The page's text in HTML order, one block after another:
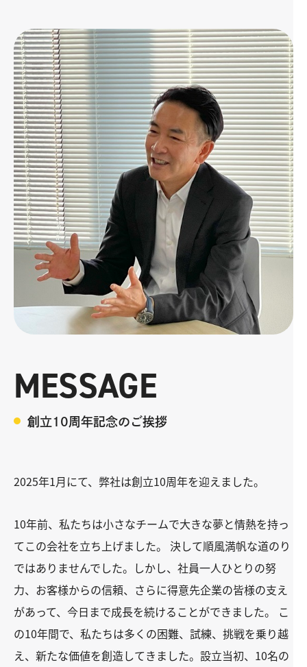
MESSAGE
創立10周年記念のご挨拶
2025年1月にて、弊社は創立10周年を迎えました。
10年前、私たちは小さなチームで大きな夢と情熱を持っ
てこの会社を立ち上げました。 決して順風満帆な道のり
ではありませんでした。しかし、社員一人ひとりの努
力、お客様からの信頼、さらに得意先企業の皆様の支え
があって、今日まで成長を続けることができました。 こ
の10年間で、私たちは多くの困難、試練、挑戦を乗り越
え、新たな価値を創造してきました。設立当初、10名の